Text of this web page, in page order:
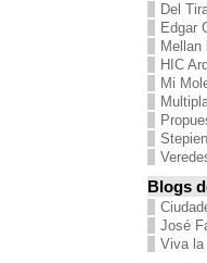
Del
Edgar
Mellan
HIC
Mi
Blogs
José
Viva la